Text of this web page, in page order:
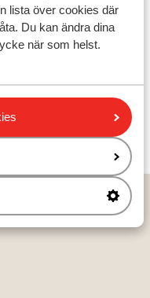
lista över cookies där
Du kan ändra dina
när som helst.